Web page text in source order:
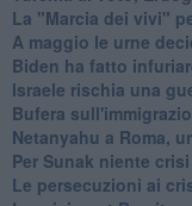
La "Marcia dei vivi"
A maggio le urne
Biden ha fatto
Israele rischia una
Bufera
Netanyahu a Roma,
Per Sunak niente
Le persecuzioni ai